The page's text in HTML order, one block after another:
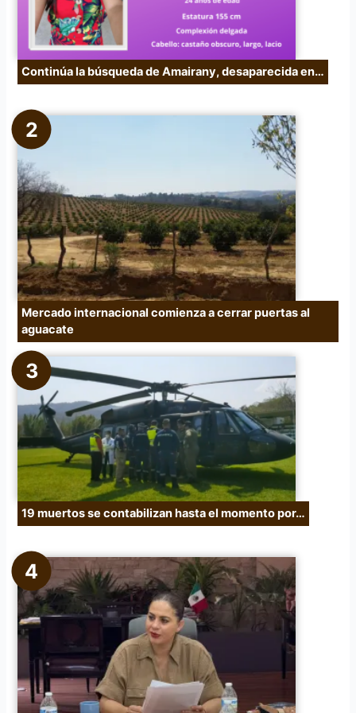
Continúa la búsqueda de Amairany, desaparecida en…
Mercado internacional comienza a cerrar puertas al
aguacate
19 muertos se contabilizan hasta el momento por…